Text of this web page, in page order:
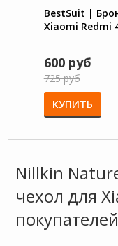
BestSuit |
Xiaomi Redmi
600 руб
725 руб
КУПИТЬ
Nillkin
чехол для
покупателей